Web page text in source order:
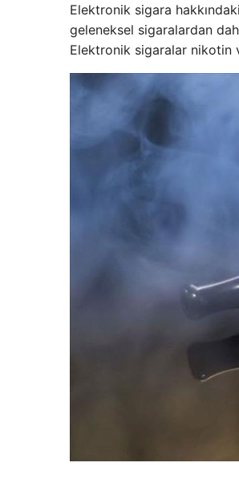
Elektronik sigara
geleneksel sigaralardan
Elektronik sigaralar nikotin